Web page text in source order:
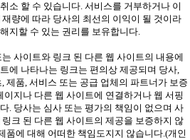
소 할 수 있습니다. 서비스를 거부하거나 이
량에 따라 당사의 최선의 이익이 될 것이라
지할 수 있는 권리를 보유합니다.
사이트와 링크 된 다른 웹 사이트의 내용에
에 나타나는 링크는 편의상 제공되며 당사,
제품, 서비스 또는 공급 업체의 파트너가 보증
지나 다른 웹 사이트에 연결하거나 웹 서핑
. 당사는 심사 또는 평가의 책임이 없으며 사
크 된 다른 웹 사이트의 제공을 보증하지 않
품에 대해 어떠한 책임도지지 않습니다.(개인